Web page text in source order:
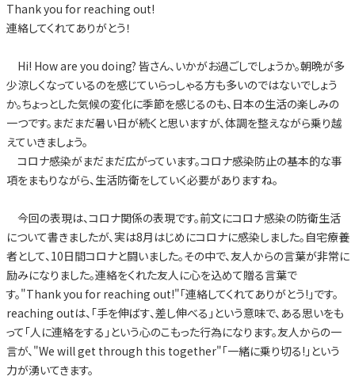
Thank you for reaching out!
連絡してくれてありがとう！
Hi! How are you doing? 皆さん、いかがお過ごしでしょうか。朝晩が多
少涼しくなっているのを感じていらっしゃる方も多いのではないでしょう
か。ちょっとした気候の変化に季節を感じるのも、日本の生活の楽しみの
一つです。まだまだ暑い日が続くと思いますが、体調を整えながら乗り越
えていきましょう。
コロナ感染がまだまだ広がっています。コロナ感染防止の基本的な事
項をまもりながら、生活防衛をしていく必要がありますね。
今回の表現は、コロナ関係の表現です。前文にコロナ感染の防衛生活
について書きましたが、実は8月はじめにコロナに感染しました。自宅療養
者として、10日間コロナと闘いました。その中で、友人からの言葉が非常に
励みになりました。連絡をくれた友人に心を込めて贈る言葉で
す。"Thank you for reaching out!"「連絡してくれてありがとう!」です。
reaching outは、「手を伸ばす、差し伸べる」という意味で、ある思いをも
って「人に連絡をする」という心のこもった行為になります。友人からの一
言が、"We will get through this together"「一緒に乗り切る!」という
力が湧いてきます。